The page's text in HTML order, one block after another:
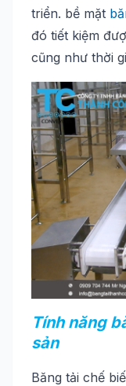
triển. bề mặt
đó tiết kiệm
cũng như thời
Tính năng
sản
Băng tải chế